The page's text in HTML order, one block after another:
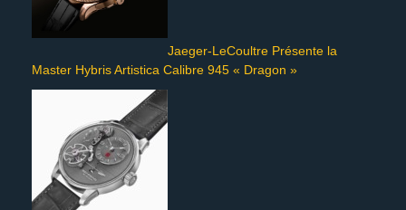
Jaeger-LeCoultre Présente la
Master Hybris Artistica Calibre 945 « Dragon »